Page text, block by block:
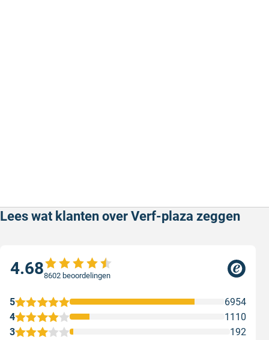
Lees wat klanten over Verf-plaza zeggen
4.688602 beoordelingen
3 192
4 1110
5 6954